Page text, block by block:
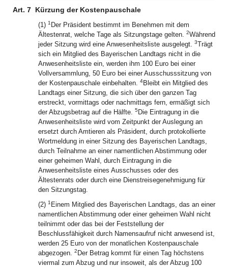
Art. 7 Kürzung der Kostenpauschale
(1) 1 Der Präsident bestimmt im Benehmen mit dem
Ältestenrat, welche Tage als Sitzungstage gelten. 2Während
jeder Sitzung wird eine Anwesenheitsliste ausgelegt. 3Trägt
sich ein Mitglied des Bayerischen Landtags nicht in die
Anwesenheitsliste ein, werden ihm 100 Euro bei einer
Vollversammlung, 50 Euro bei einer Ausschusssitzung von
der Kostenpauschale einbehalten. 4Bleibt ein Mitglied des
Landtags einer Sitzung, die sich über den ganzen Tag
erstreckt, vormittags oder nachmittags fern, ermäßigt sich
der Abzugsbetrag auf die Hälfte. 5 Die Eintragung in die
Anwesenheitsliste wird vom Zeitpunkt der Auslegung an
ersetzt durch Amtieren als Präsident, durch protokollierte
Wortmeldung in einer Sitzung des Bayerischen Landtags,
durch Teilnahme an einer namentlichen Abstimmung oder
einer geheimen Wahl, durch Eintragung in die
Anwesenheitsliste eines Ausschusses oder des
Ältestenrats oder durch eine Dienstreisegenehmigung für
den Sitzungstag.
(2) 1 Einem Mitglied des Bayerischen Landtags, das an einer
namentlichen Abstimmung oder einer geheimen Wahl nicht
teilnimmt oder das bei der Feststellung der
Beschlussfähigkeit durch Namensaufruf nicht anwesend ist,
werden 25 Euro von der monatlichen Kostenpauschale
abgezogen. 2 Der Betrag kommt für einen Tag höchstens
viermal zum Abzug und nur insoweit, als der Abzug 100